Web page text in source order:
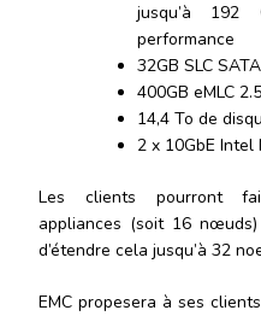
jusqu’à
performance
32GB SLC
400GB eMLC
14,4 To de
2 x 10GbE Intel
Les clients pourront
appliances (soit 16
d’étendre cela jusqu’à 32
EMC propesera à ses